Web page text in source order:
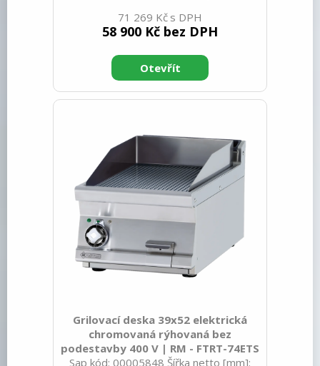
[kg]: 63.00 Gross Width [mm]: 630
Gross depth [mm]: 770 Gross Height
Device type: Electric unit Construction
type of device: Table top Power electric
[kW]: 7.400 Loading: 400 V / 3N - 50 Hz
Material: Stainless steel Indicators:
operation and warm-up Worktop type:
Molded - comfortable cleaning
maintenance Worktop material: Stainl
71 269 Kč
58 900 Kč bez DPH
Grilovací deska 39x52 elektrická
chromovaná rýhovaná bez
podestavby 400 V | RM - FTRT-74ETS
Sap kód: 00005848 Šířka netto [mm]: